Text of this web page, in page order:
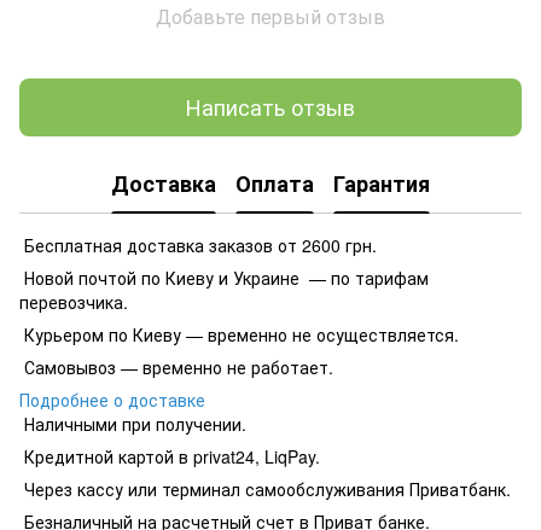
Добавьте первый отзыв
Написать отзыв
Доставка Оплата Гарантия
Бесплатная доставка заказов от 2600 грн.
Новой почтой по Киеву и Украине — по тарифам
перевозчика.
Курьером по Киеву — временно не осуществляется.
Самовывоз — временно не работает.
Подробнее о доставке
Наличными при получении.
Кредитной картой в privat24, LiqPay.
​​​​Через кассу или терминал самообслуживания Приватбанк.
​​​​Безналичный на расчетный счет в Приват банке.